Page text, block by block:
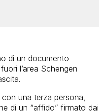
di un documento
l’area Schengen
una terza persona,
di un “affido” firmato dai